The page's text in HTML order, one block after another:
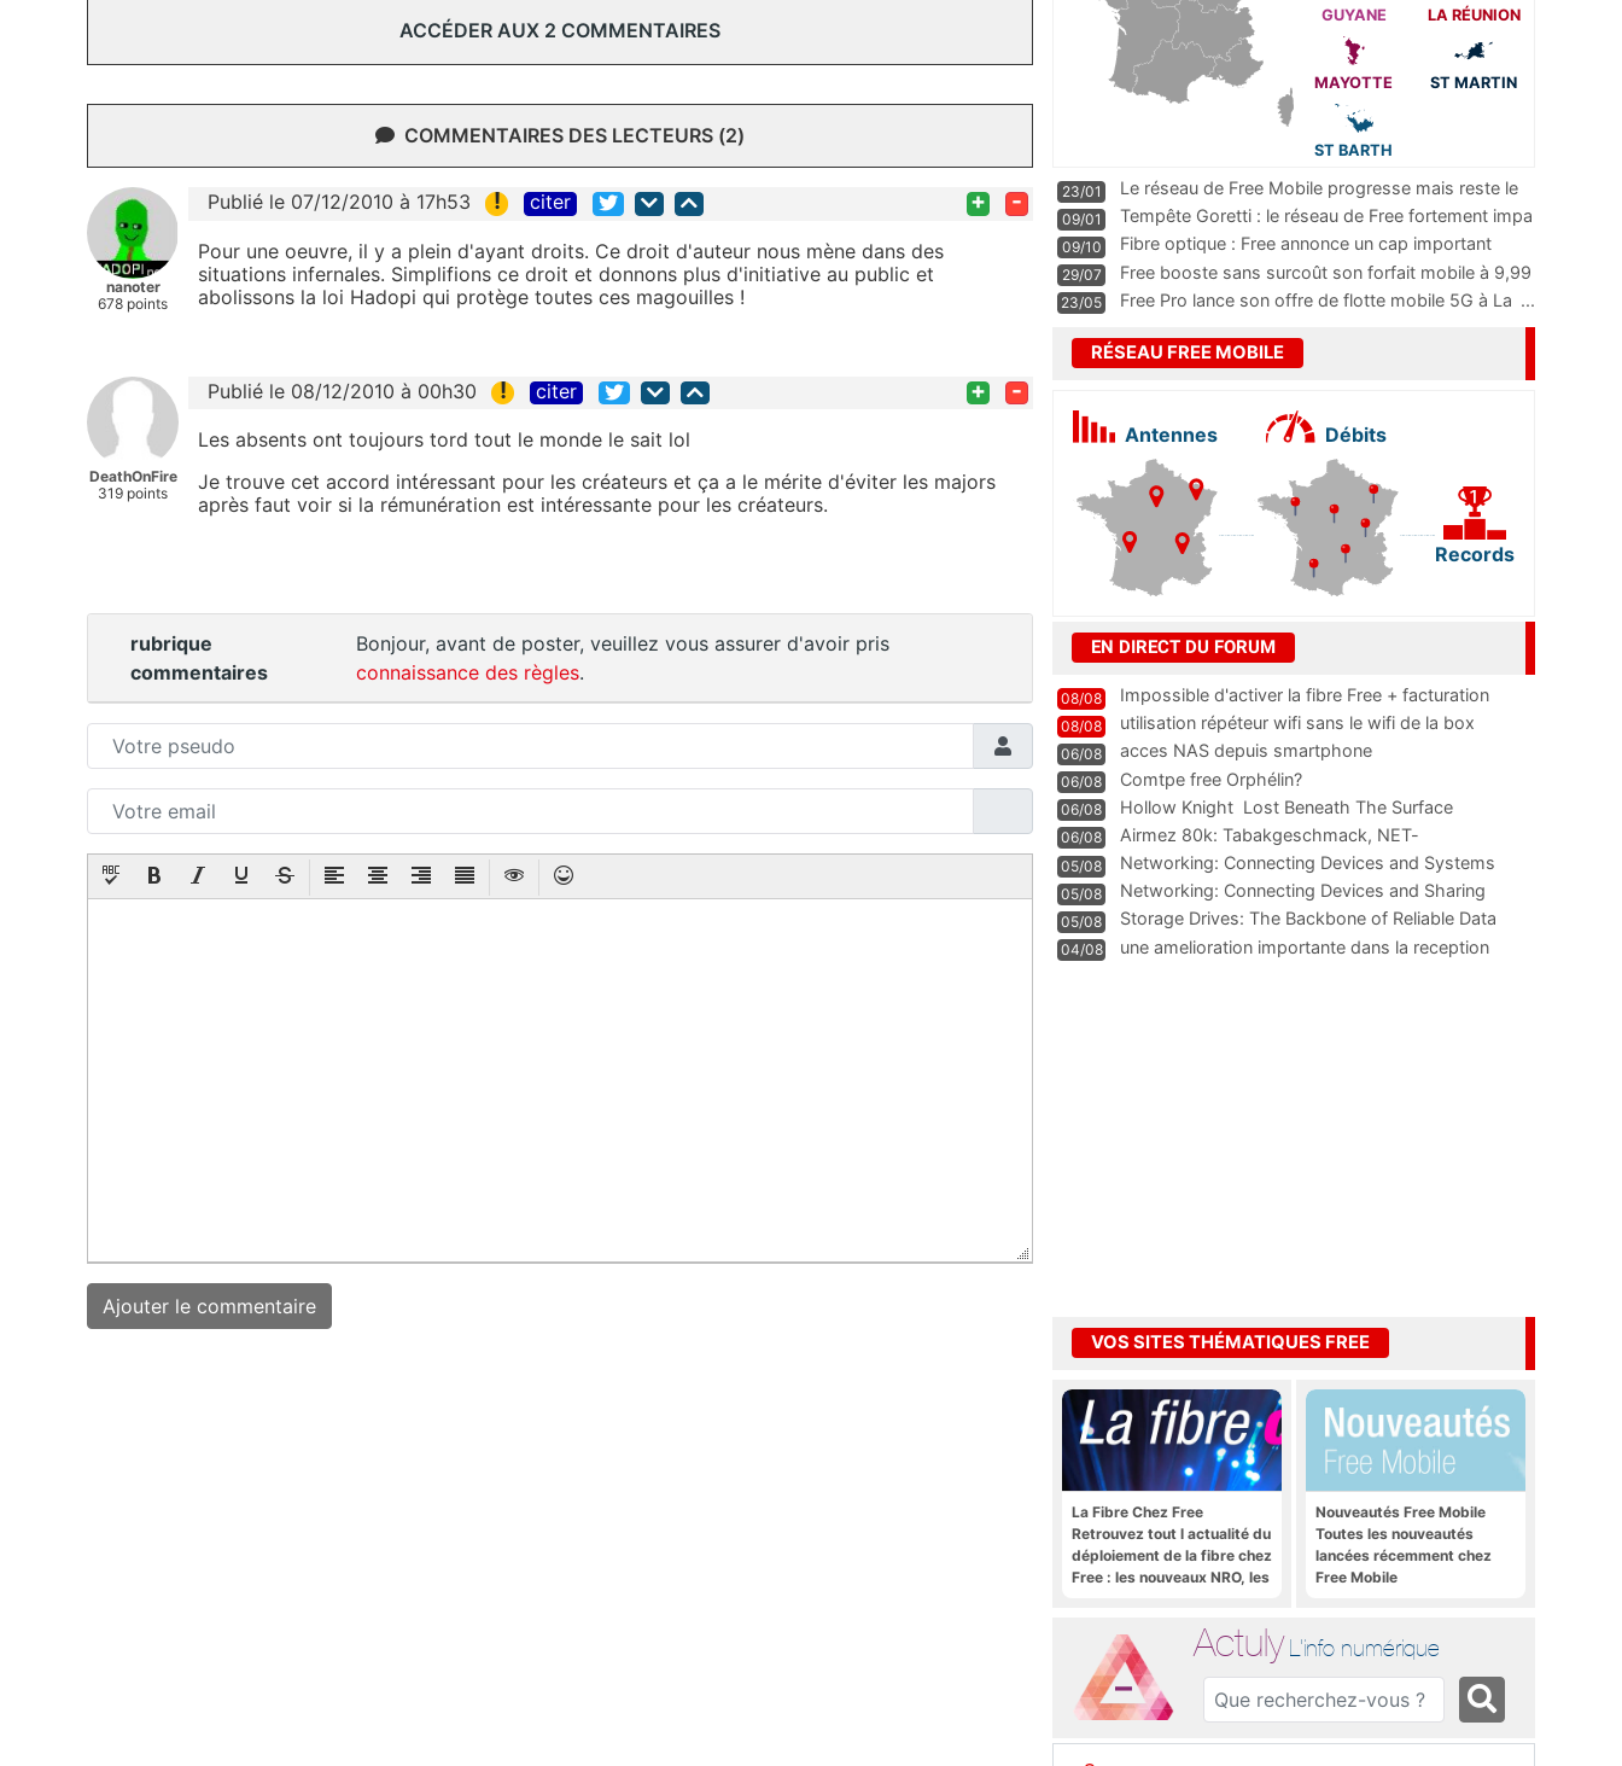
ACCÉDER AUX 2 COMMENTAIRES
COMMENTAIRES DES LECTEURS (2)
nanoter
678 points
Publié le 07/12/2010 à 17h53 ! citer + -
Pour une oeuvre, il y a plein d'ayant droits. Ce droit d'auteur nous mène dans des
situations infernales. Simplifions ce droit et donnons plus d'initiative au public et
abolissons la loi Hadopi qui protège toutes ces magouilles !
DeathOnFire
319 points
Publié le 08/12/2010 à 00h30 ! citer + -
Les absents ont toujours tord tout le monde le sait lol
Je trouve cet accord intéressant pour les créateurs et ça a le mérite d'éviter les majors
après faut voir si la rémunération est intéressante pour les créateurs.
rubrique
commentaires
Bonjour, avant de poster, veuillez vous assurer d'avoir pris
connaissance des règles.
GUYANE LA RÉUNION
MAYOTTE ST MARTIN
ST BARTH
23/01
Le réseau de Free Mobile progresse mais reste le
m
...
09/01
Tempête Goretti : le réseau de Free fortement impa
09/10
Fibre optique : Free annonce un cap important
pass
...
29/07
Free booste sans surcoût son forfait mobile à 9,99
23/05 Free Pro lance son offre de flotte mobile 5G à La ...
RÉSEAU FREE MOBILE
Antennes Débits
Records
EN DIRECT DU FORUM
08/08
Impossible d'activer la fibre Free + facturation
résiliation
08/08 utilisation répéteur wifi sans le wifi de la box
06/08 acces NAS depuis smartphone
06/08 Comtpe free Orphélin?
06/08 Hollow Knight  Lost Beneath The Surface
06/08
Airmez 80k: Tabakgeschmack, NET-
Technologie und Leistung im
05/08 Networking: Connecting Devices and Systems
05/08
Networking: Connecting Devices and Sharing
Information
05/08
Storage Drives: The Backbone of Reliable Data
Management
04/08
une amelioration importante dans la reception
VOS SITES THÉMATIQUES FREE
La Fibre Chez Free
Retrouvez tout l actualité du
déploiement de la fibre chez
Free : les nouveaux NRO, les
Nouveautés Free Mobile
Toutes les nouveautés
lancées récemment chez
Free Mobile
Actuly L'info numérique